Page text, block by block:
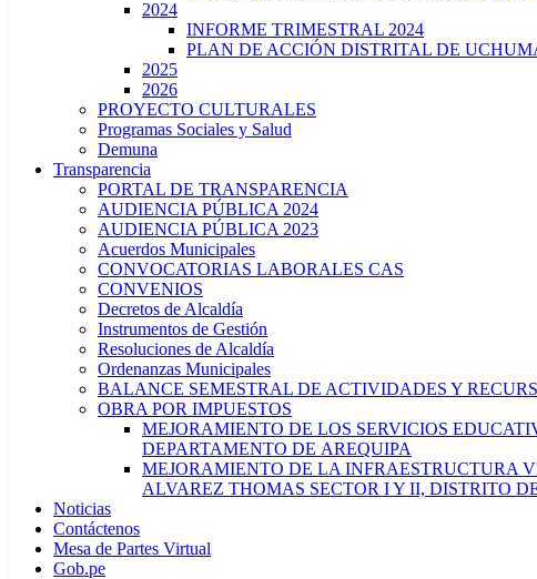
2024
INFORME TRIMESTRAL 2024
PLAN DE ACCIÓN DISTRITAL DE
2025
2026
PROYECTO CULTURALES
Programas Sociales y Salud
Demuna
Transparencia
PORTAL DE TRANSPARENCIA
AUDIENCIA PÚBLICA 2024
AUDIENCIA PÚBLICA 2023
Acuerdos Municipales
CONVOCATORIAS LABORALES CAS
CONVENIOS
Decretos de Alcaldía
Instrumentos de Gestión
Resoluciones de Alcaldía
Ordenanzas Municipales
BALANCE SEMESTRAL DE ACTIVIDADES Y
OBRA POR IMPUESTOS
MEJORAMIENTO DE LOS SERVICIOS
DEPARTAMENTO DE AREQUIPA
MEJORAMIENTO DE LA INFRAESTRUCTURA
ALVAREZ THOMAS SECTOR I Y II, DISTRITO
Noticias
Contáctenos
Mesa de Partes Virtual
Gob.pe